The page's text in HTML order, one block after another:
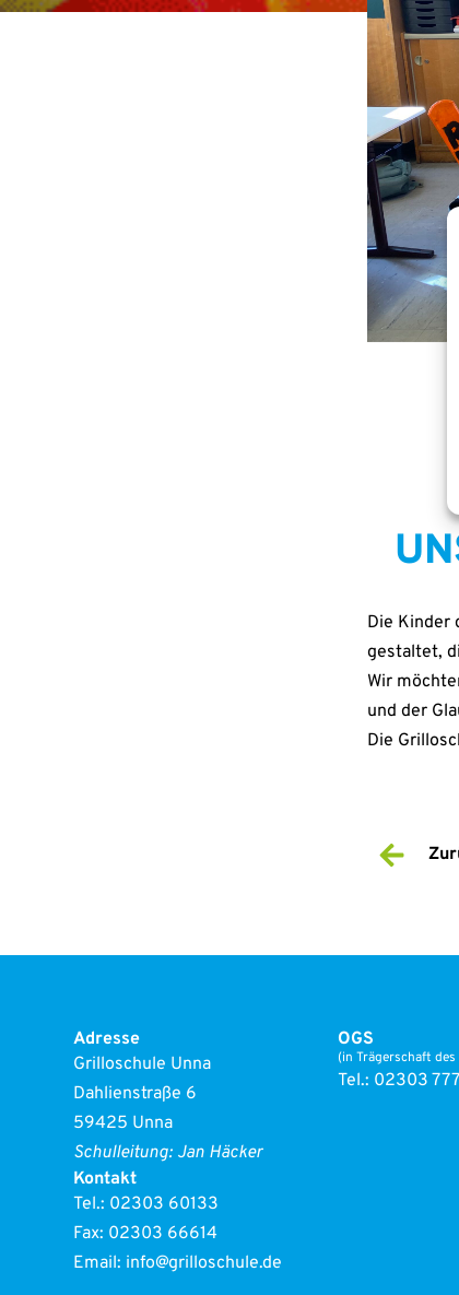
Die Kin­der
gestal­tet,
Wir
und der
Die
Adres­se
Gril­lo­schu­le Unna
Dah­li­en­stra­ße 6
59425 Unna
Schul­lei­tung: Jan Häcker
Kon­takt
Tel.: 02303 60133
Fax: 02303 66614
Email: info@grilloschule.de
OGS
(in Trä­ger­schaft
Tel.: 02303